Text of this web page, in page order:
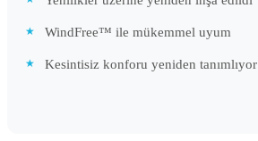
WindFree™ ile mükemmel uyum
Kesintisiz konforu yeniden tanımlıyor